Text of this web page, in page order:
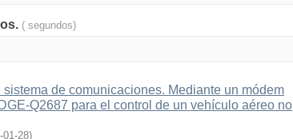
( segundos)
sistema de comunicaciones. Mediante un módem
Q2687 para el control de un vehículo aéreo no
01-28)